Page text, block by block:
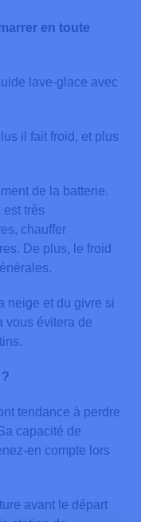
en toute
lave-glace avec
il fait froid, et plus
de la batterie.
est très
chauffer
De plus, le froid
neige et du givre si
vous évitera de
tendance à perdre
capacité de
en compte lors
avant le départ